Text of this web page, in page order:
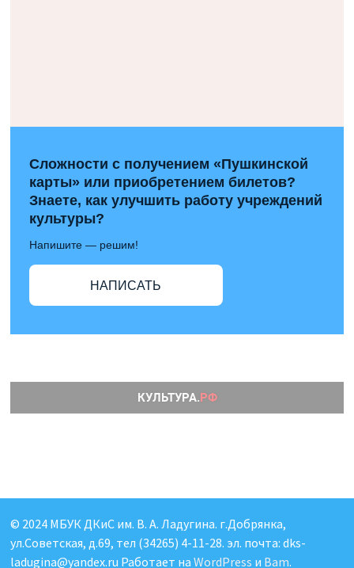
Сложности с получением «Пушкинской
карты» или приобретением билетов?
Знаете, как улучшить работу учреждений
культуры?
Напишите — решим!
НАПИСАТЬ
© 2024 МБУК ДКиС им. В. А. Ладугина. г.Добрянка,
ул.Советская, д.69, тел (34265) 4-11-28. эл. почта: dks-
ladugina@yandex.ru Работает на WordPress и Bam.